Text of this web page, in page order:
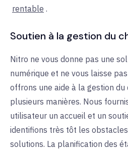
rentable .
Soutien à la gestion du
Nitro ne vous donne pas une
numérique et ne vous laisse
offrons une aide à la gestion du
plusieurs manières. Nous
utilisateur un accueil et un
identifions très tôt les
solutions. La planification des